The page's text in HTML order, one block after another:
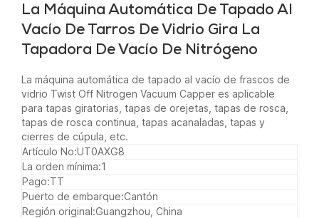
La Máquina Automática De Tapado Al
Vacío De Tarros De Vidrio Gira La
Tapadora De Vacío De Nitrógeno
La máquina automática de tapado al vacío de frascos de
vidrio Twist Off Nitrogen Vacuum Capper es aplicable
para tapas giratorias, tapas de orejetas, tapas de rosca,
tapas de rosca continua, tapas acanaladas, tapas y
cierres de cúpula, etc.
Artículo No:UT0AXG8
La orden mínima:1
Pago:TT
Puerto de embarque:Cantón
Región original:Guangzhou, China